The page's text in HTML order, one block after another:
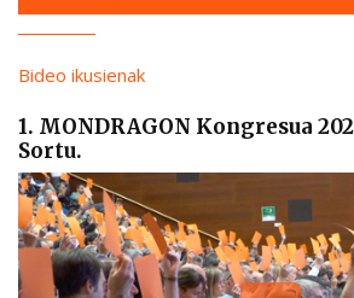
Bideo ikusienak
1. MONDRAGON Kongresua
Sortu.